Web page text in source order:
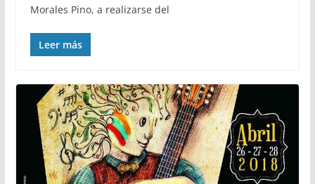
Morales Pino, a realizarse del
Leer más